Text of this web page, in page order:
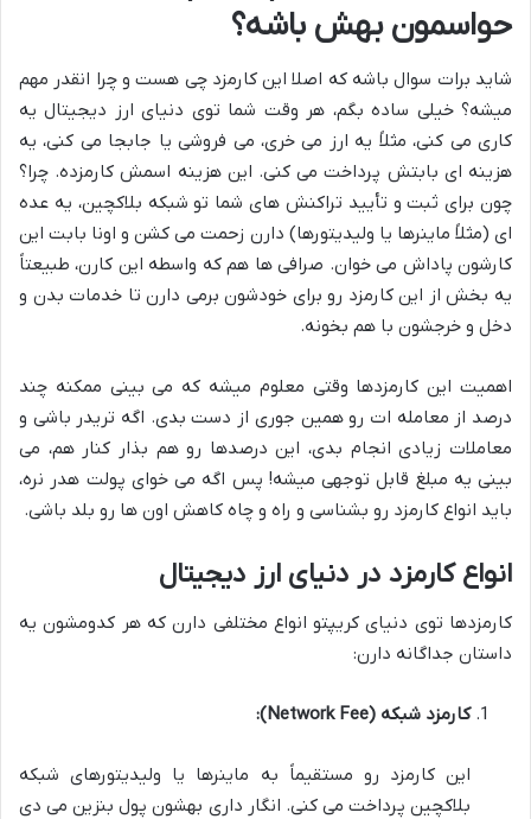
حواسمون بهش باشه؟
شاید برات سوال باشه که اصلا این کارمزد چی هست و چرا انقدر مهم
میشه؟ خیلی ساده بگم، هر وقت شما توی دنیای ارز دیجیتال یه
کاری می کنی، مثلاً یه ارز می خری، می فروشی یا جابجا می کنی، یه
هزینه ای بابتش پرداخت می کنی. این هزینه اسمش کارمزده. چرا؟
چون برای ثبت و تأیید تراکنش های شما تو شبکه بلاکچین، یه عده
ای (مثلاً ماینرها یا ولیدیتورها) دارن زحمت می کشن و اونا بابت این
کارشون پاداش می خوان. صرافی ها هم که واسطه این کارن، طبیعتاً
یه بخش از این کارمزد رو برای خودشون برمی دارن تا خدمات بدن و
دخل و خرجشون با هم بخونه.
اهمیت این کارمزدها وقتی معلوم میشه که می بینی ممکنه چند
درصد از معامله ات رو همین جوری از دست بدی. اگه تریدر باشی و
معاملات زیادی انجام بدی، این درصدها رو هم بذار کنار هم، می
بینی یه مبلغ قابل توجهی میشه! پس اگه می خوای پولت هدر نره،
باید انواع کارمزد رو بشناسی و راه و چاه کاهش اون ها رو بلد باشی.
انواع کارمزد در دنیای ارز دیجیتال
کارمزدها توی دنیای کریپتو انواع مختلفی دارن که هر کدومشون یه
داستان جداگانه دارن:
کارمزد شبکه (Network Fee):
این کارمزد رو مستقیماً به ماینرها یا ولیدیتورهای شبکه
بلاکچین پرداخت می کنی. انگار داری بهشون پول بنزین می دی